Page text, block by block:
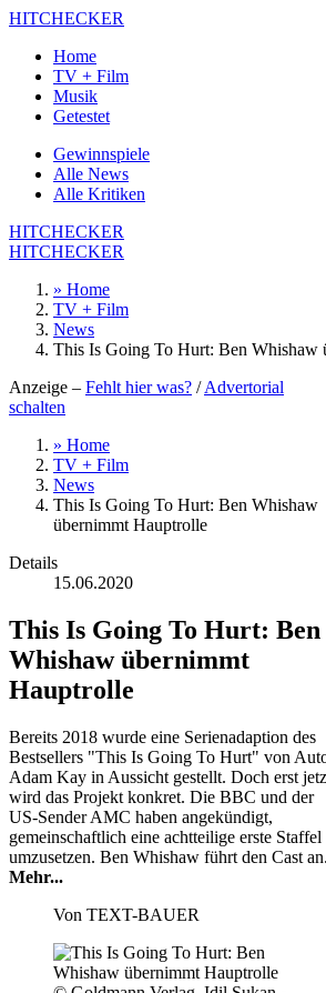
HITCHECKER
Home
TV + Film
Musik
Getestet
Gewinnspiele
Alle News
Alle Kritiken
HITCHECKER
HITCHECKER
» Home
TV + Film
News
This Is Going To Hurt: Ben Whishaw
Anzeige – Fehlt hier was? /Advertorial
schalten
» Home
TV + Film
News
This Is Going To Hurt: Ben Whishaw
übernimmt Hauptrolle
Details
15.06.2020
This Is Going To Hurt: Ben
Whishaw übernimmt
Hauptrolle
Bereits 2018 wurde eine Serienadaption des
Bestsellers "This Is Going To Hurt" von
Adam Kay in Aussicht gestellt. Doch erst
wird das Projekt konkret. Die BBC und der
US-Sender AMC haben angekündigt,
gemeinschaftlich eine achtteilige erste Staffel
umzusetzen. Ben Whishaw führt den Cast an.
Mehr...
Von TEXT-BAUER